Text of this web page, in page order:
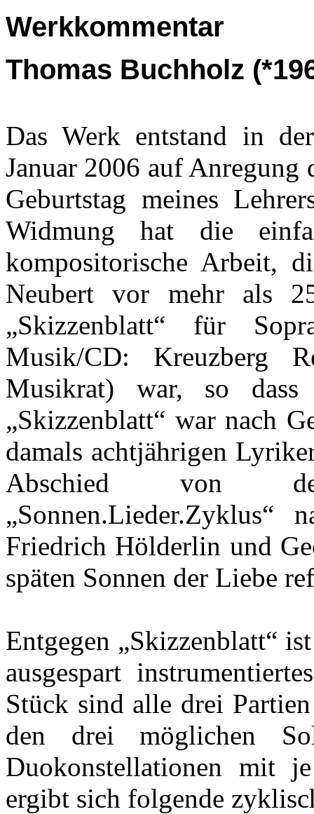
Werkkommentar
Thomas Buchholz
Das Werk entstand in
Januar 2006 auf Anregung
Geburtstag meines
Widmung hat die
kompositorische Arbeit,
Neubert vor mehr als
„Skizzenblatt“ für
Musik/CD: Kreuzberg
Musikrat) war, so
„Skizzenblatt“ war nach
damals achtjährigen
Abschied von
„Sonnen.Lieder.Zyklus“
Friedrich Hölderlin und
späten Sonnen der Liebe
Entgegen „Skizzenblatt“
ausgespart
Stück sind alle drei
den drei möglichen
Duokonstellationen mit
ergibt sich folgende